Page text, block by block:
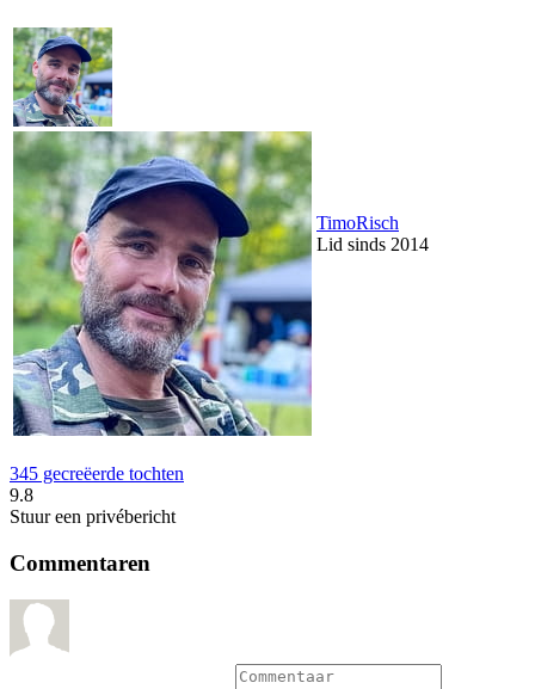
TimoRisch
Lid sinds 2014
345 gecreëerde tochten
9.8
Stuur een privébericht
Commentaren